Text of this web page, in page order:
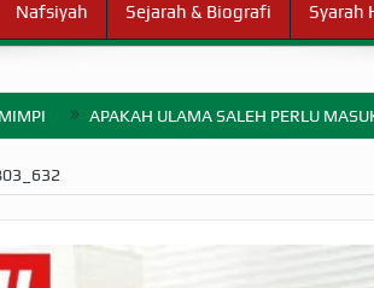
Nafsiyah Sejarah & Biografi Syarah
APAKAH ULAMA SALEH PERLU
UANG HARAM BISA MENJADI HALAL